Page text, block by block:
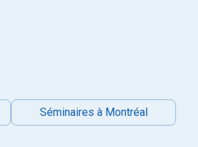
Séminaires à Montréal